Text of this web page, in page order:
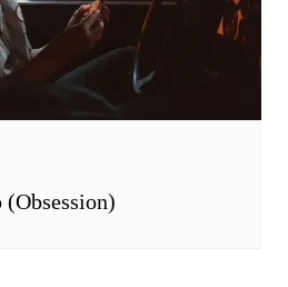
(Obsession)